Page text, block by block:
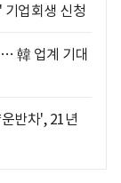
업회생 신청
韓 업계 기대
반차', 21년